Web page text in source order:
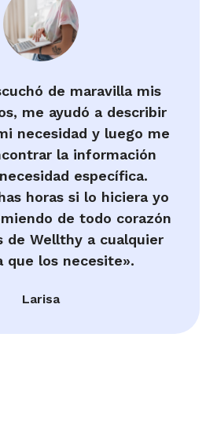
de maravilla mis
me ayudó a describir
necesidad y luego me
la información
específica.
horas si lo hiciera yo
de todo corazón
de Wellthy a cualquier
que los necesite».
Larisa